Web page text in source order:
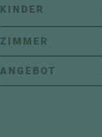
KINDER
ZIMMER
ANGEBOT